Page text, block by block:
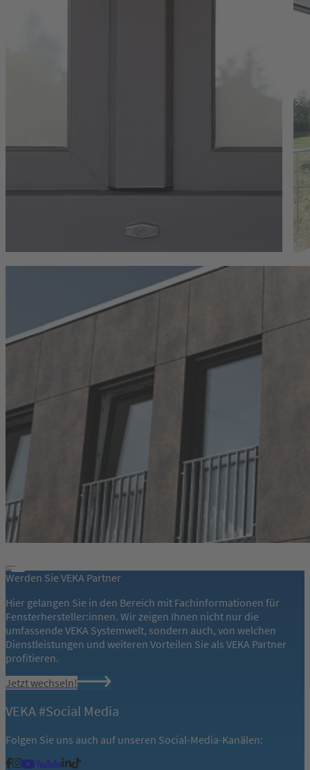
Werden Sie VEKA Partner
Hier gelangen Sie in den Bereich mit Fachinformationen für
Fensterhersteller:innen. Wir zeigen Ihnen nicht nur die
umfassende VEKA Systemwelt, sondern auch, von welchen
Dienstleistungen und weiteren Vorteilen Sie als VEKA Partner
profitieren.
Jetzt wechseln!
VEKA #Social Media
Folgen Sie uns auch auf unseren Social-Media-Kanälen: